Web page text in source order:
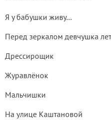
Я у бабушки живу...
Перед зеркалом девчушка
Дрессирощик
Журавлёнок
Мальчишки
На улице Каштановой